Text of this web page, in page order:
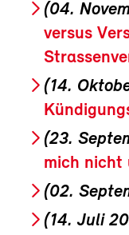
(04.
versus
(14.
(23.
mich nicht
(02.
(14. Juli